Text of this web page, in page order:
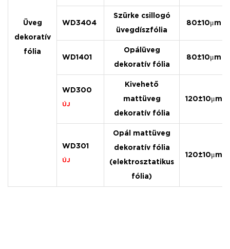
Üveg
dekoratív
fólia
WD3404
Szürke csillogó
üvegdíszfólia
80±10μm
WD1401
Opálüveg
dekoratív fólia
80±10μm
WD300
ÚJ
Kivehető
mattüveg
dekoratív fólia
120±10μm
WD301
ÚJ
Opál mattüveg
dekoratív fólia
(elektrosztatikus
fólia)
120±10μm